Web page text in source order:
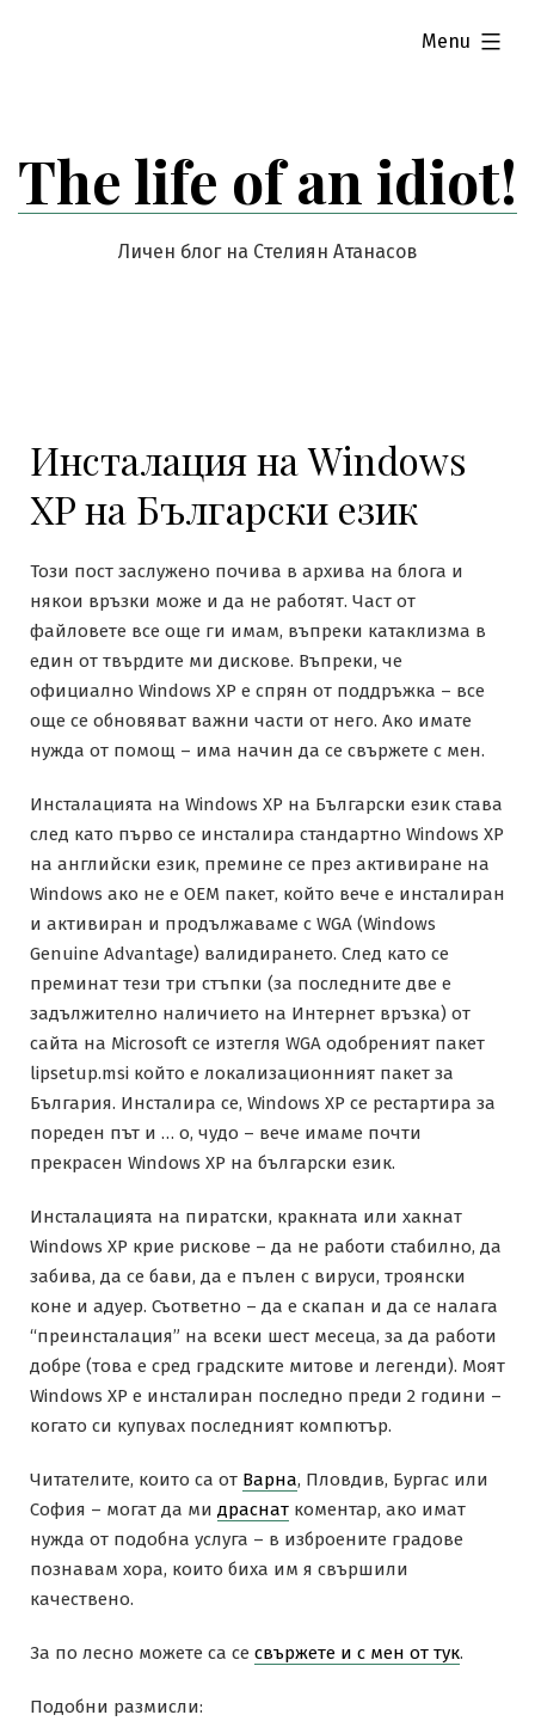
The life of an idiot!
Личен блог на Стелиян Атанасов
Menu
expanded
Инсталация на Windows
XP на Български език
Този пост заслужено почива в архива на блога и
някои връзки може и да не работят. Част от
файловете все още ги имам, въпреки катаклизма в
един от твърдите ми дискове. Въпреки, че
официално Windows XP е спрян от поддръжка – все
още се обновяват важни части от него. Ако имате
нужда от помощ – има начин да се свържете с мен.
Инсталацията на Windows XP на Български език става
след като първо се инсталира стандартно Windows XP
на английски език, премине се през активиране на
Windows ако не е OEM пакет, който вече е инсталиран
и активиран и продължаваме с WGA (Windows
Genuine Advantage) валидирането. След като се
преминат тези три стъпки (за последните две е
задължително наличието на Интернет връзка) от
сайта на Microsoft се изтегля WGA одобреният пакет
lipsetup.msi който е локализационният пакет за
България. Инсталира се, Windows XP се рестартира за
пореден път и … о, чудо – вече имаме почти
прекрасен Windows XP на български език.
Инсталацията на пиратски, кракната или хакнат
Windows XP крие рискове – да не работи стабилно, да
забива, да се бави, да е пълен с вируси, троянски
коне и адуер. Съответно – да е скапан и да се налага
“преинсталация” на всеки шест месеца, за да работи
добре (това е сред градските митове и легенди). Моят
Windows XP е инсталиран последно преди 2 години –
когато си купувах последният компютър.
Читателите, които са от Варна, Пловдив, Бургас или
София – могат да ми драснат коментар, ако имат
нужда от подобна услуга – в изброените градове
познавам хора, които биха им я свършили
качествено.
За по лесно можете са се свържете и с мен от тук.
Подобни размисли: